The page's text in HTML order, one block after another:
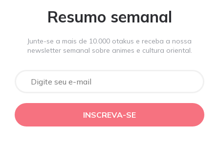
Resumo semanal
Junte-se a mais de 10.000 otakus e receba a nossa
newsletter semanal sobre animes e cultura oriental.